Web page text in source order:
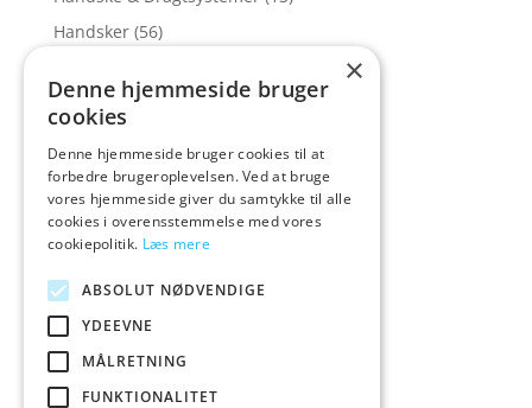
Handsker (56)
Harpuner / Tilbehør (22)
Hætter (26)
Inderdragter (164)
Inderhandsker (11)
Instrumenter / Tilbehør (17)
Kanister lygter
Knive / Linecutters
Knive og Fishstringers
×
Denne hjemmeside bruger
cookies
Denne hjemmeside bruger cookies til at
forbedre brugeroplevelsen. Ved at bruge
vores hjemmeside giver du samtykke til alle
cookies i overensstemmelse med vores
cookiepolitik. Læs mere
ABSOLUT NØDVENDIGE
YDEEVNE
MÅLRETNING
FUNKTIONALITET